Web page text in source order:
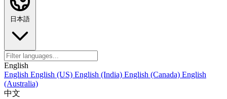
日本語
English
English English (US) English (India) English (Canada) English
(Australia)
中文